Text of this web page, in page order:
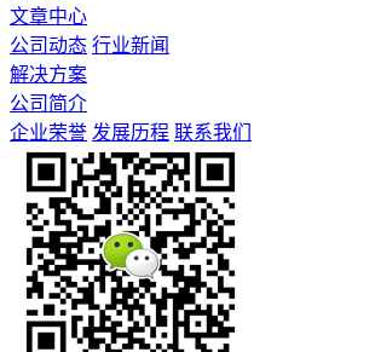
文章中心
公司动态 行业新闻
解决方案
公司简介
企业荣誉 发展历程 联系我们